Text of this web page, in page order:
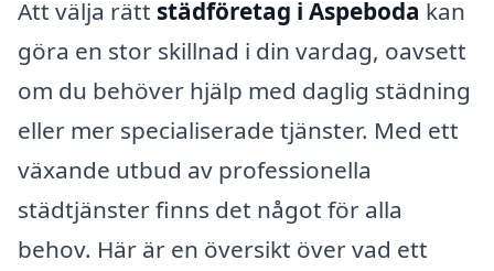
Att välja rätt städföretag i Aspeboda kan
göra en stor skillnad i din vardag, oavsett
om du behöver hjälp med daglig städning
eller mer specialiserade tjänster. Med ett
växande utbud av professionella
städtjänster finns det något för alla
behov. Här är en översikt över vad ett